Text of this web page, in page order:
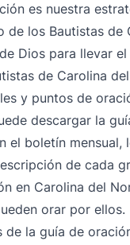
es nuestra
de los Bautistas de
de Dios para llevar
de Carolina
y puntos de
descargar la
el boletín mensual,
de cada
en Carolina del
orar por ellos.
de la guía de